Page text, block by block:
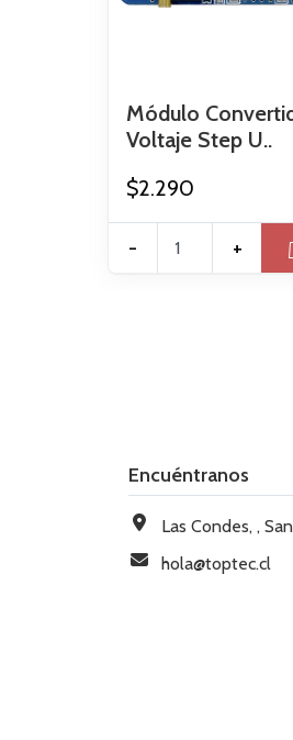
Módulo
Voltaje Step U..
$2.290
- +
Encuéntranos
Las Condes, ,
hola@toptec.cl